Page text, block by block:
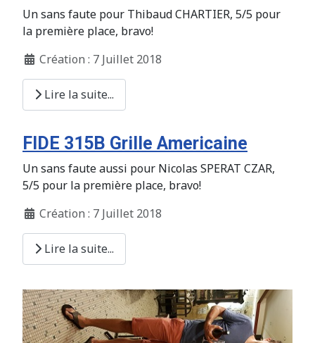
Un sans faute pour Thibaud CHARTIER, 5/5 pour
la première place, bravo!
Création : 7 Juillet 2018
Lire la suite...
FIDE 315B Grille Americaine
Un sans faute aussi pour Nicolas SPERAT CZAR,
5/5 pour la première place, bravo!
Création : 7 Juillet 2018
Lire la suite...